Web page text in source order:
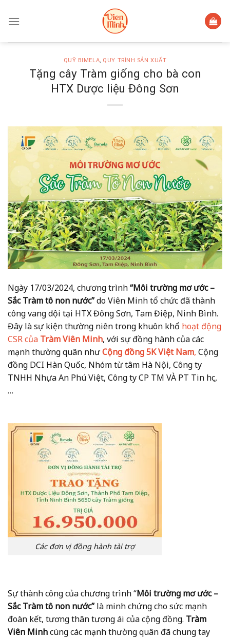
QUỸ BIMELA, QUY TRÌNH SẢN XUẤT
Tặng cây Tràm giống cho bà con
HTX Dược liệu Đông Sơn
Ngày 17/03/2024, chương trình“Môi trường mơ ước –
Sắc Tràm tô non nước”do Viên Minh tổ chức đã thành
công vang dội tại HTX Đông Sơn, Tam Điệp, Ninh Bình.
Đây là sự kiện thường niên trong khuôn khổ hoạt động
CSR của Tràm Viên Minh, với sự đồng hành của các
mạnh thường quân nhưCộng đồng 5K Việt Nam, Cộng
đồng DCI Hàn Quốc, Nhóm từ tâm Hà Nội, Công ty
TNHH Nhựa An Phú Việt, Công ty CP TM VÀ PT Tin học,
…
Các đơn vị đồng hành tài trợ
Sự thành công của chương trình “Môi trường mơ ước –
Sắc Tràm tô non nước” là minh chứng cho sức mạnh
đoàn kết, tương thân tương ái của cộng đồng. Tràm
Viên Minhcùng các mạnh thường quân đã chung tay